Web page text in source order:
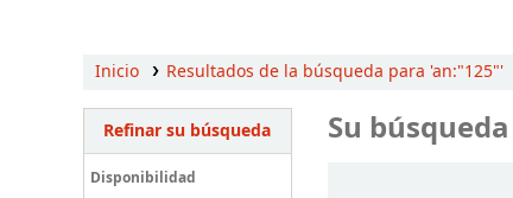
Inicio Resultados de la búsqueda para 'an:"125"'
Refinar su búsqueda
Disponibilidad
Su